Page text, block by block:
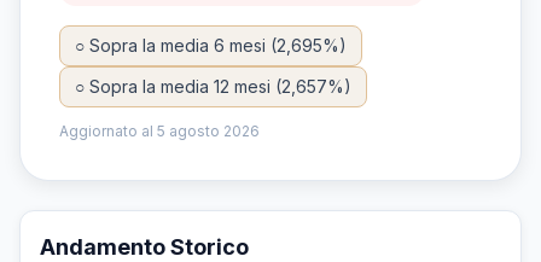
○ Sopra la media 6 mesi (2,695%)
○ Sopra la media 12 mesi (2,657%)
Aggiornato al 5 agosto 2026
Andamento Storico